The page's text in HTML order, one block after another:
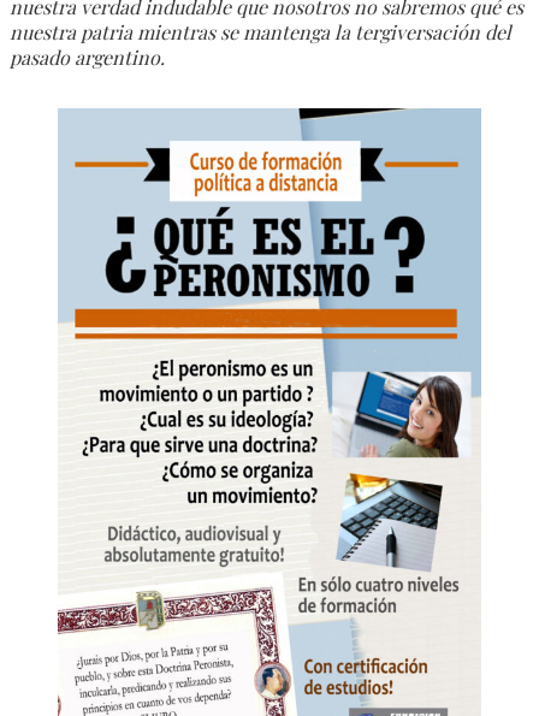
nuestra verdad indudable que nosotros no sabremos qué es
nuestra patria mientras se mantenga la tergiversación del
pasado argentino.